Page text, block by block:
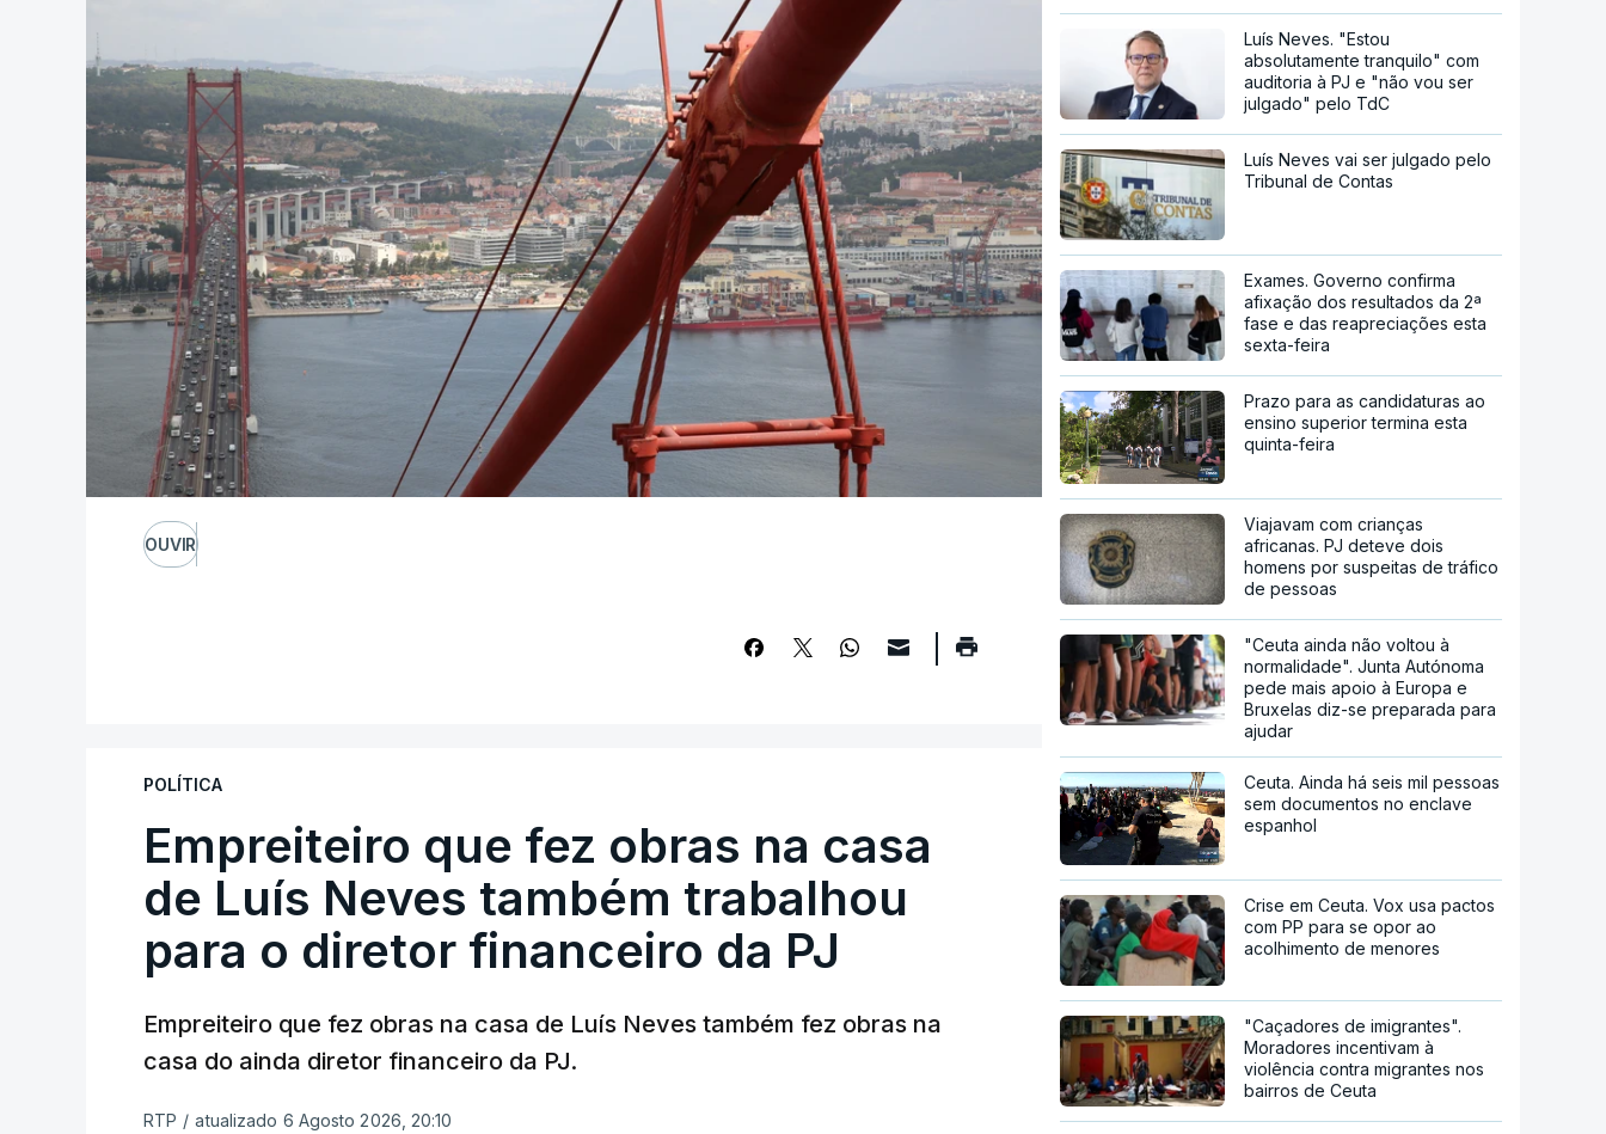
OUVIR
POLÍTICA
Empreiteiro que fez obras na casa
de Luís Neves também trabalhou
para o diretor financeiro da PJ
Empreiteiro que fez obras na casa de Luís Neves também fez obras na
casa do ainda diretor financeiro da PJ.
RTP / atualizado 6 Agosto 2026, 20:10
Luís Neves. "Estou
absolutamente tranquilo" com
auditoria à PJ e "não vou ser
julgado" pelo TdC
Luís Neves vai ser julgado pelo
Tribunal de Contas
Exames. Governo confirma
afixação dos resultados da 2ª
fase e das reapreciações esta
sexta-feira
Prazo para as candidaturas ao
ensino superior termina esta
quinta-feira
Viajavam com crianças
africanas. PJ deteve dois
homens por suspeitas de tráfico
de pessoas
"Ceuta ainda não voltou à
normalidade". Junta Autónoma
pede mais apoio à Europa e
Bruxelas diz-se preparada para
ajudar
Ceuta. Ainda há seis mil pessoas
sem documentos no enclave
espanhol
Crise em Ceuta. Vox usa pactos
com PP para se opor ao
acolhimento de menores
"Caçadores de imigrantes".
Moradores incentivam à
violência contra migrantes nos
bairros de Ceuta